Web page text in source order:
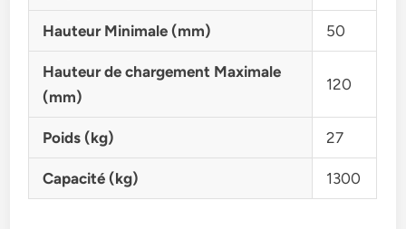
Hauteur Minimale (mm) 50
Hauteur de chargement Maximale
(mm)
120
Poids (kg) 27
Capacité (kg) 1300